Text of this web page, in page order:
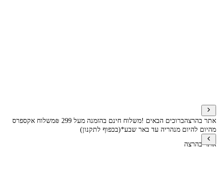
אתר בהרצהברוכים הבאים !משלוח חינם בהזמנה מעל 299 ₪
משלוח אקספרס
מהיום להיום מנהריה עד באר שבע*(בכפוף לתקנון)
אתר בהרצה